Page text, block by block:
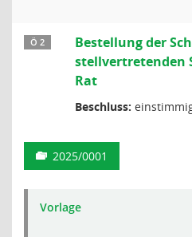
Ö 2
Bestellung der
stellvertretenden
Rat
Beschluss:
2025/0001
Vorlage